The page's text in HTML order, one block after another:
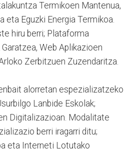
Termikoen Mantenua,
eta Eguzki Energia Termikoa.
hiru berri; Plataforma
Web Aplikazioen
Zerbitzuen Zuzendaritza.
alorretan espezializatzeko
Lanbide Eskolak;
Digitalizazioan. Modalitate
berri iragarri ditu;
eta Interneti Lotutako